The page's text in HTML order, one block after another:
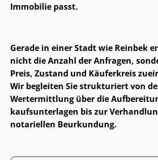
Immobilie passt.
Gerade in einer Stadt wie Reinbek
nicht die Anzahl der Anfragen,
Preis, Zustand und Käuferkreis
Wir begleiten Sie strukturiert von
Wertermittlung über die
kaufs­un­ter­la­gen bis zur
notariellen Beurkundung.